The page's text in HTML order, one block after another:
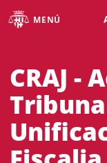
MENÚ
CRAJ -